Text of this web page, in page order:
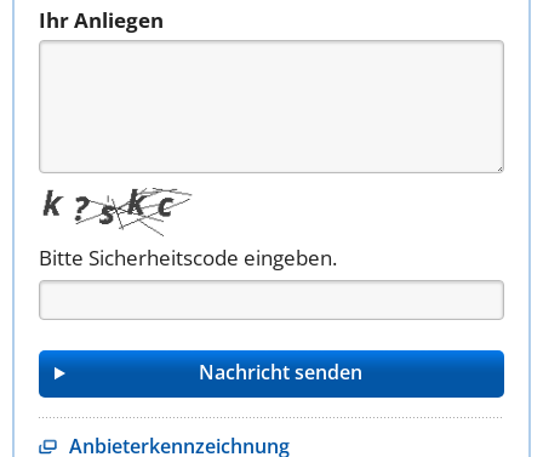
Ihr Anliegen
Bitte Sicherheitscode eingeben.
Anbieterkennzeichnung